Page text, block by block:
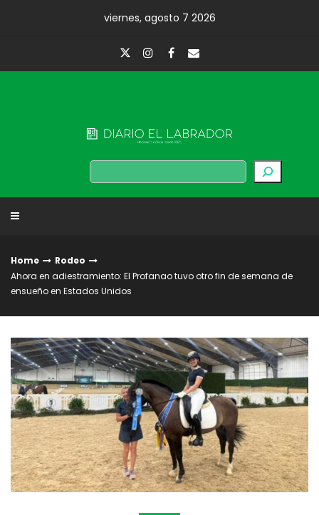
viernes, agosto 7 2026
Buscar
Home
Rodeo
Ahora en adiestramiento: El Profanao tuvo otro fin de semana de
ensueño en Estados Unidos